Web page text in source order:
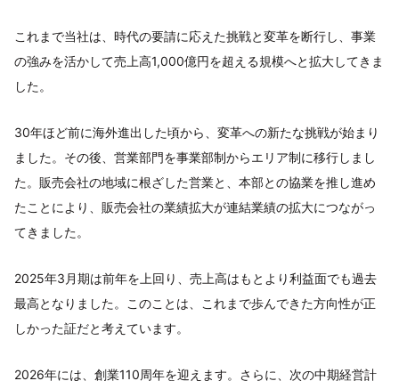
これまで当社は、時代の要請に応えた挑戦と変革を断行し、事業
の強みを活かして売上高1,000億円を超える規模へと拡大してきま
した。
30年ほど前に海外進出した頃から、変革への新たな挑戦が始まり
ました。その後、営業部門を事業部制からエリア制に移行しまし
た。販売会社の地域に根ざした営業と、本部との協業を推し進め
たことにより、販売会社の業績拡大が連結業績の拡大につながっ
てきました。
2025年3月期は前年を上回り、売上高はもとより利益面でも過去
最高となりました。このことは、これまで歩んできた方向性が正
しかった証だと考えています。
2026年には、創業110周年を迎えます。さらに、次の中期経営計